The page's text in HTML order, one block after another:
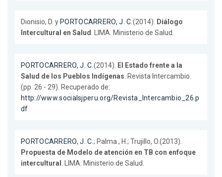
Dionisio, D. y PORTOCARRERO, J. C.(2014). Diálogo
Intercultural en Salud. LIMA. Ministerio de Salud.
PORTOCARRERO, J. C.(2014). El Estado frente a la
Salud de los Pueblos Indígenas. Revista Intercambio.
(pp. 26 - 29). Recuperado de:
http://www.socialsjperu.org/Revista_Intercambio_26.p
df
PORTOCARRERO, J. C.; Palma , H.; Trujillo, O.(2013).
Propuesta de Modelo de atención en TB con enfoque
intercultural . LIMA. Ministerio de Salud.